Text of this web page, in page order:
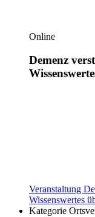
Online
Demenz
Veranstaltung
Wissenswertes
Kategorie